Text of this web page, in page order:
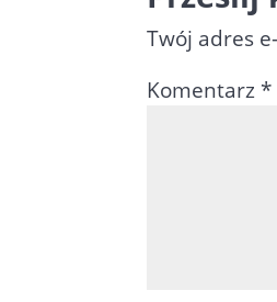
Twój adres
Komentarz *